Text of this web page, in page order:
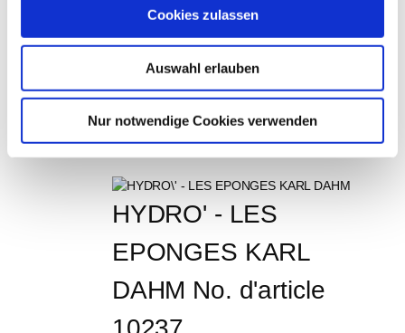
Cookies zulassen
Auswahl erlauben
Nur notwendige Cookies verwenden
ÉGALEMENT
ACHETÉ LES
ARTICLES SUIVANTS
:
HYDRO' - LES
EPONGES KARL
DAHM No. d'article